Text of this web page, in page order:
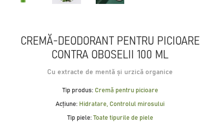
CREMĂ-DEODORANT PENTRU PICIOARE
CONTRA OBOSELII 100 ML
Cu extracte de mentă și urzică organice
Tip produs: Cremă pentru picioare
Acțiune: Hidratare, Controlul mirosului
Tip piele: Toate tipurile de piele